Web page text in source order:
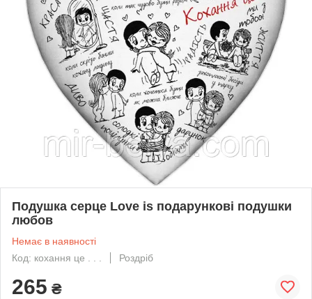
Подушка серце Love is подарункові подушки
любов
Немає в наявності
Код: кохання це . . .
Роздріб
265 ₴